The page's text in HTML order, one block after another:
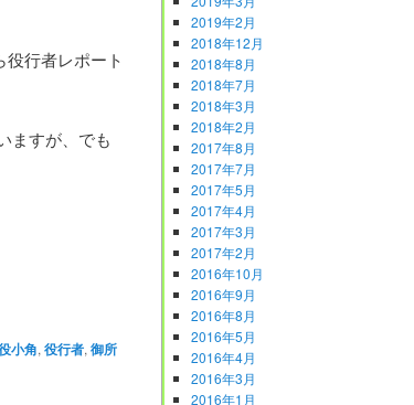
行者レポート
ますが、でも
小角,役行者,御所
2019年2月
2018年12月
2018年8月
2018年7月
2018年3月
2018年2月
2017年8月
2017年7月
2017年5月
2017年4月
2017年3月
2017年2月
2016年10月
2016年9月
2016年8月
2016年5月
2016年4月
2016年3月
2016年1月